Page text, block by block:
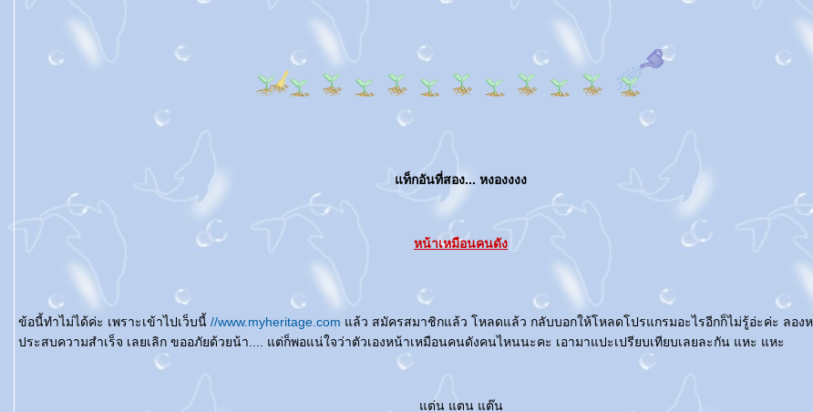
ท็กอันที่สอง... หงองงงง
หน้าเหมือนคนดัง
ข้อนี้ทำไม่ได้ค่ะ เพราะเข้าไปเว็บนี้ //www.myheritage.com ล้ว สมัครสมาชิกแล้ว โหลดแล้ว กลับบอกให้โหลดโปรแกรมอะไรอีกก็ไม่รู้อ่ะค่ะ ลอง
ประสบความสำเร็จ เลยเลิก ขออภัยด้วยน้า.... แต่ก็พอแน่ใจว่าตัวเองหน้าเหมือนคนดังคนไหนนะคะ เอามาแปะเปรียบเทียบเลยละกัน แหะ แหะ
ต่น แตน แต๊น